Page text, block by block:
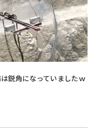
鋭角になっていましたｗ